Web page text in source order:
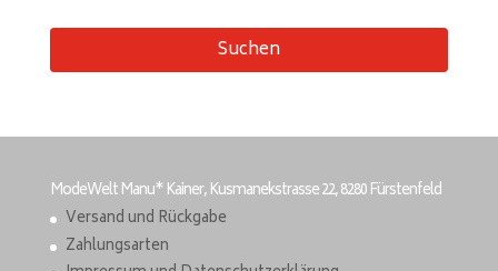
Suchen
ModeWelt Manu* Kainer, Kusmanekstrasse 22, 8280 Fürstenfeld
Versand und Rückgabe
Zahlungsarten